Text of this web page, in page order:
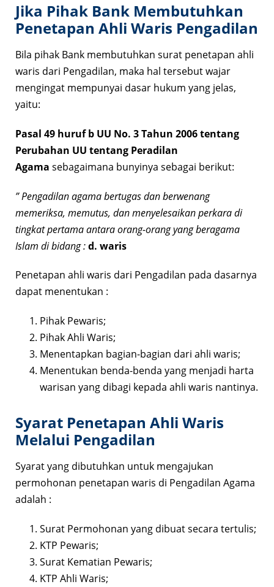
Jika Pihak Bank Membutuhkan
Penetapan Ahli Waris Pengadilan
Bila pihak Bank membutuhkan surat penetapan ahli
waris dari Pengadilan, maka hal tersebut wajar
mengingat mempunyai dasar hukum yang jelas,
yaitu:
Pasal 49 huruf b UU No. 3 Tahun 2006 tentang
Perubahan UU tentang Peradilan
Agama sebagaimana bunyinya sebagai berikut:
” Pengadilan agama bertugas dan berwenang
memeriksa, memutus, dan menyelesaikan perkara di
tingkat pertama antara orang-orang yang beragama
Islam di bidang :d. waris
Penetapan ahli waris dari Pengadilan pada dasarnya
dapat menentukan :
Pihak Pewaris;
Pihak Ahli Waris;
Menentapkan bagian-bagian dari ahli waris;
Menentukan benda-benda yang menjadi harta
warisan yang dibagi kepada ahli waris nantinya.
Syarat Penetapan Ahli Waris
Melalui Pengadilan
Syarat yang dibutuhkan untuk mengajukan
permohonan penetapan waris di Pengadilan Agama
adalah :
Surat Permohonan yang dibuat secara tertulis;
KTP Pewaris;
Surat Kematian Pewaris;
KTP Ahli Waris;